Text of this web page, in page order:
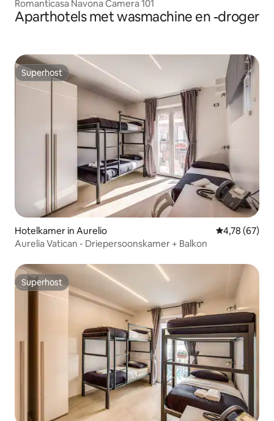
Romanticasa Navona Camera 101
Aparthotels met wasmachine en -droger
Superhost
Superhost
Hotelkamer in Aurelio Gemiddelde
4,78 (67)
Aurelia Vatican - Driepersoonskamer + Balkon
Superhost
Superhost